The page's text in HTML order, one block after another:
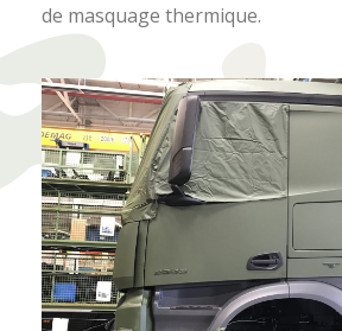
de masquage thermique.